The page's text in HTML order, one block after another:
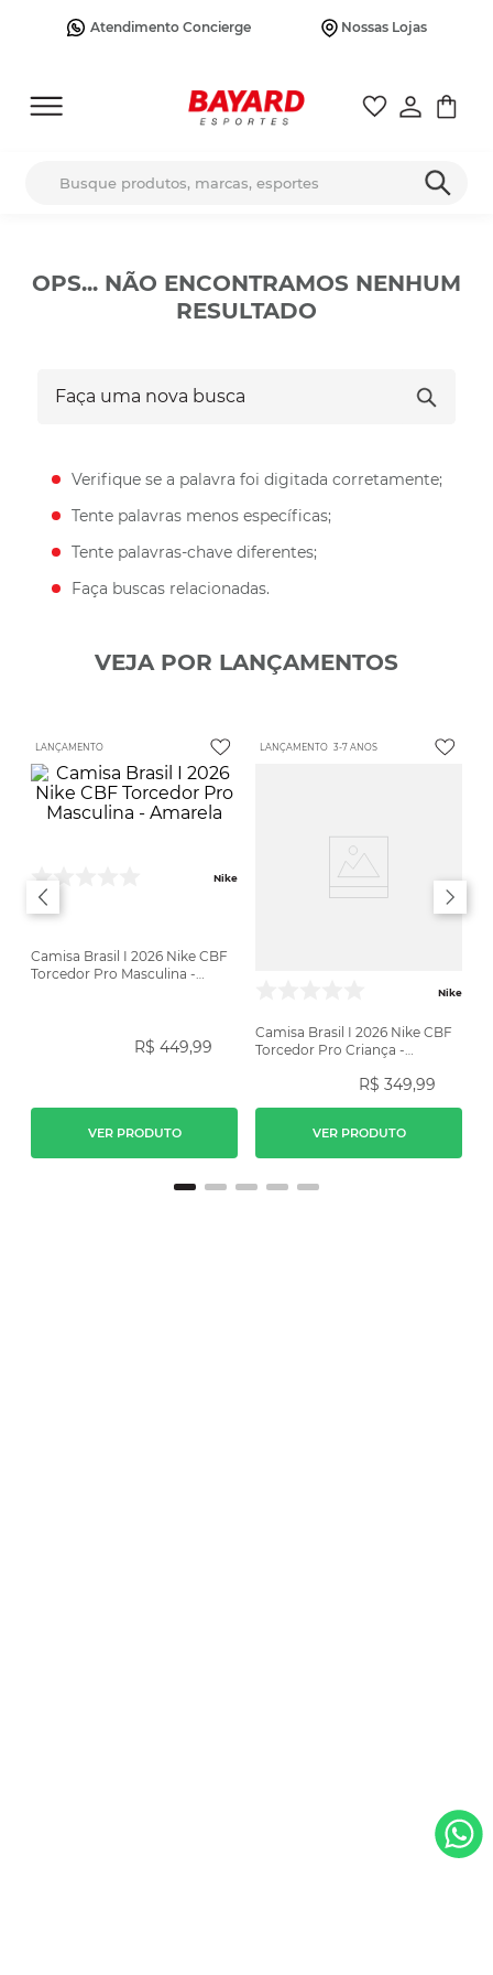
Atendimento Concierge Nossas Lojas
OPS... NÃO ENCONTRAMOS NENHUM
RESULTADO
Verifique se a palavra foi digitada corretamente;
Tente palavras menos específicas;
Tente palavras-chave diferentes;
Faça buscas relacionadas.
VEJA POR LANÇAMENTOS
LANÇAMENTO
Nike
Camisa Brasil I 2026 Nike CBF
Torcedor Pro Masculina -
R$ 449,99
VER PRODUTO
LANÇAMENTO 3-7 ANOS
Nike
Camisa Brasil I 2026 Nike CBF
Torcedor Pro Criança -
R$ 349,99
VER PRODUTO